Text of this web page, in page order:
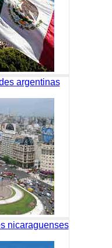
argentinas
nicaraguenses